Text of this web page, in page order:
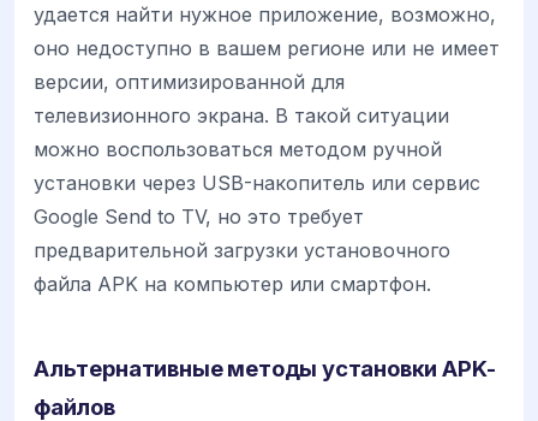
удается найти нужное приложение, возможно,
оно недоступно в вашем регионе или не имеет
версии, оптимизированной для
телевизионного экрана. В такой ситуации
можно воспользоваться методом ручной
установки через USB-накопитель или сервис
Google Send to TV, но это требует
предварительной загрузки установочного
файла APK на компьютер или смартфон.
Альтернативные методы установки APK-
файлов